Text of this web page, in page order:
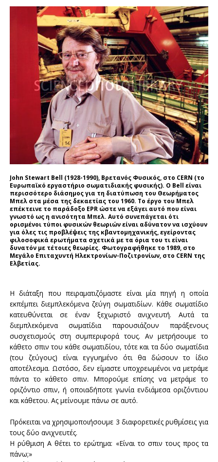
John Stewart Bell (1928-1990), Βρετανός Φυσικός, στο CERN (το
Ευρωπαϊκό εργαστήριο σωματιδιακής φυσικής). Ο Bell είναι
περισσότερο διάσημος για τη διατύπωση του Θεωρήματος
Μπελ στα μέσα της δεκαετίας του 1960. Το έργο του Μπελ
επέκτεινε το παράδοξο EPR ώστε να εξάγει αυτό που είναι
γνωστό ως η ανισότητα Μπελ. Αυτό συνεπάγεται ότι
ορισμένοι τύποι φυσικών θεωριών είναι αδύνατον να ισχύουν
για όλες τις προβλέψεις της κβαντομηχανικής, εγείροντας
φιλοσοφικά ερωτήματα σχετικά με τα όρια του τι είναι
δυνατόν με τέτοιες θεωρίες. Φωτογραφήθηκε το 1989, στο
Μεγάλο Επιταχυντή Ηλεκτρονίων-Ποζιτρονίων, στο CERN της
Ελβετίας.
Η διάταξη που πειραματιζόμαστε είναι μία πηγή η οποία
εκπέμπει διεμπλεκόμενα ζεύγη σωματιδίων. Κάθε σωματίδιο
κατευθύνεται σε έναν ξεχωριστό ανιχνευτή.Αυτά τα
διεμπλεκόμενα σωματίδια παρουσιάζουν παράξενους
συσχετισμούς στη συμπεριφορά τους. Αν μετρήσουμε το
κάθετο σπιν του κάθε σωματιδίου,τότε και τα δύο σωματίδια
(του ζεύγους) είναιεγγυημένο ότι θα δώσουν το ίδιο
αποτέλεσμα. Ωστόσο, δεν είμαστε υποχρεωμένοι να μετράμε
πάντατο κάθετο σπιν. Μπορούμε επίσης ναμετράμε το
οριζόντιο σπιν, ή οποιαδήποτε γωνία ενδιάμεσα οριζόντιου
και κάθετου. Ας μείνουμε πάνω σε αυτό.
Πρόκειται να χρησιμοποιήσουμε 3 διαφορετικές ρυθμίσεις για
τους δύο ανιχνευτές.
Η ρύθμιση Α θέτει το ερώτημα: «Είναι το σπιν τους προςτα
πάνω;»